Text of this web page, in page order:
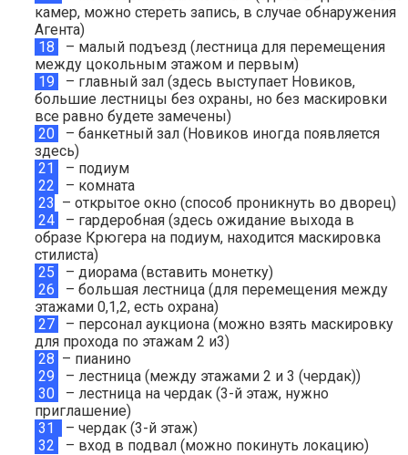
камер, можно стереть запись, в случае обнаружения
Агента)
18
– малый подъезд (лестница для перемещения
между цокольным этажом и первым)
19
– главный зал (здесь выступает Новиков,
большие лестницы без охраны, но без маскировки
все равно будете замечены)
20
– банкетный зал (Новиков иногда появляется
здесь)
21
– подиум
22
– комната
23 – открытое окно (способ проникнуть во дворец)
24
– гардеробная (здесь ожидание выхода в
образе Крюгера на подиум, находится маскировка
стилиста)
25
– диорама (вставить монетку)
26
– большая лестница (для перемещения между
этажами 0,1,2, есть охрана)
27
– персонал аукциона (можно взять маскировку
для прохода по этажам 2 и3)
28 – пианино
29
– лестница (между этажами 2 и 3 (чердак))
30
– лестница на чердак (3-й этаж, нужно
приглашение)
31
– чердак (3-й этаж)
32
– вход в подвал (можно покинуть локацию)